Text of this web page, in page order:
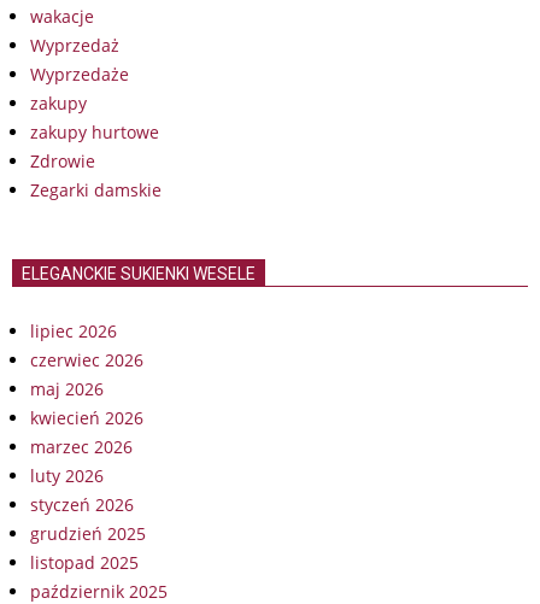
wakacje
Wyprzedaż
Wyprzedaże
zakupy
zakupy hurtowe
Zdrowie
Zegarki damskie
ELEGANCKIE SUKIENKI WESELE
lipiec 2026
czerwiec 2026
maj 2026
kwiecień 2026
marzec 2026
luty 2026
styczeń 2026
grudzień 2025
listopad 2025
październik 2025